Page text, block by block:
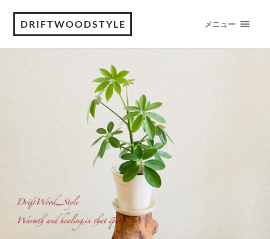
DRIFTWOODSTYLE メニュー